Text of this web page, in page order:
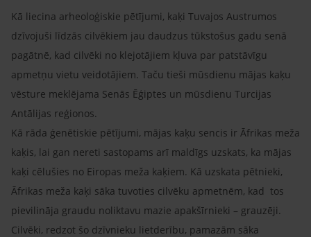
Kā liecina arheoloģiskie pētījumi, kaķi Tuvajos Austrumos
dzīvojuši līdzās cilvēkiem jau daudzus tūkstošus gadu senā
pagātnē, kad cilvēki no klejotājiem kļuva par patstāvīgu
apmetņu vietu veidotājiem. Taču tieši mūsdienu mājas kaķu
vēsture meklējama Senās Ēģiptes un mūsdienu Turcijas
Antālijas reģionos.
Kā rāda ģenētiskie pētījumi, mājas kaķu sencis ir Āfrikas meža
kaķis, lai gan nereti sastopams arī maldīgs uzskats, ka mājas
kaķi cēlušies no Eiropas meža kaķiem. Kā uzskata pētnieki,
Āfrikas meža kaķi sāka tuvoties cilvēku apmetnēm, kad tos
pievilināja graudu noliktavu mazie apakšīrnieki – grauzēji.
Cilvēki, redzot šo dzīvnieku lietderību, pamazām sāka